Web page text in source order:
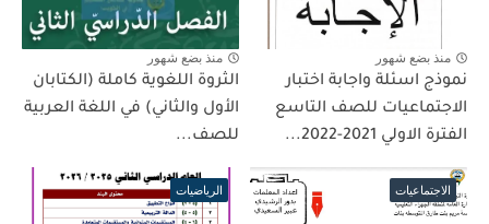
منذ بضع شهور
نموذج اسئلة واجابة اختبار
الاجتماعيات للصف التاسع
الفترة الاولي 2021-2022...
منذ بضع شهور
الثروة اللغوية كاملة (الكتابان
الأول والثاني) في اللغة العربية
للصف...
الاجتماعيات الرياضيات